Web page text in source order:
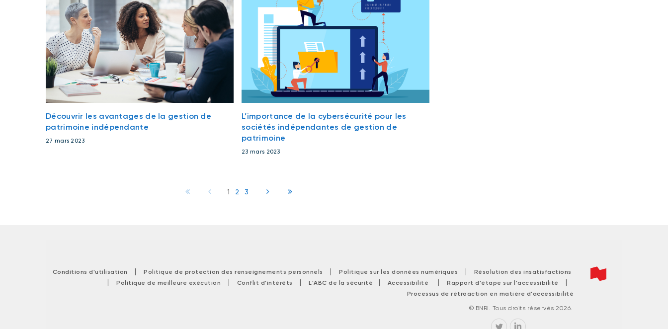
Découvrir les avantages de la gestion de
patrimoine indépendante
27 mars 2023
L’importance de la cybersécurité pour les
sociétés indépendantes de gestion de
patrimoine
23 mars 2023
1 2 3
Conditions d'utilisation | Politique de protection des renseignements personnels | Politique sur les données numériques | Résolution des insatisfactions
| Politique de meilleure exécution | Conflit d’intérêts | L'ABC de la sécurité | Accessibilité | Rapport d'étape sur l'accessibilité |
Processus de rétroaction en matière d'accessibilité
© BNRI. Tous droits réservés 2026.